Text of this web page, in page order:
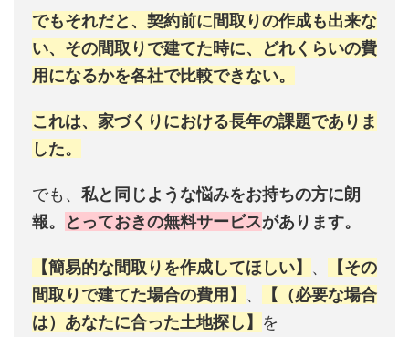
でもそれだと、契約前に間取りの作成も出来な
い、その間取りで建てた時に、どれくらいの費
用になるかを各社で比較できない。
これは、家づくりにおける長年の課題でありま
した。
でも、 私と同じような悩みをお持ちの方に朗
報。
とっておきの無料サービスがあります。
【簡易的な間取りを作成してほしい】 、
【その
間取りで建てた場合の費用】 、
【（必要な場合
は）あなたに合った土地探し】 を